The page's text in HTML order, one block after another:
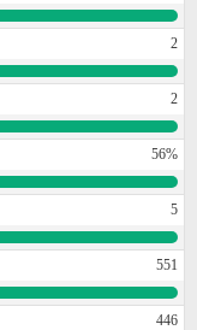
2
2
56%
5
551
446